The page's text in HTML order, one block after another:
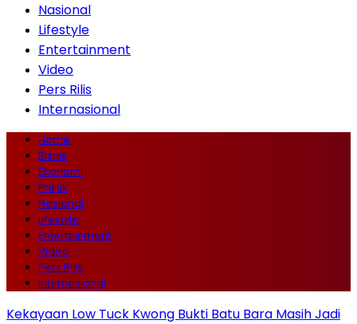
Nasional
Lifestyle
Entertainment
Video
Pers Rilis
Internasional
Home
Bisnis
Ekonomi
Politik
Nasional
Lifestyle
Entertainment
Video
Pers Rilis
Internasional
Kekayaan Low Tuck Kwong Bukti Batu Bara Masih Jadi